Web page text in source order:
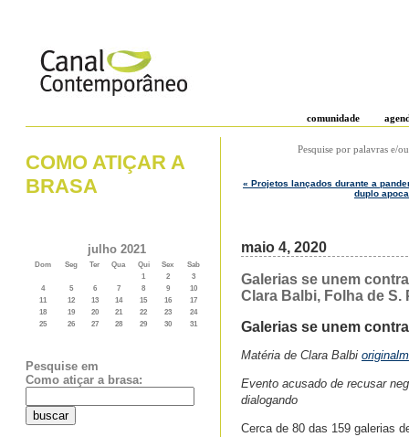
comunidade
COMO ATIÇAR A
BRASA
julho 2021
Dom Seg Ter Qua Qui Sex
Sab
1
2
3
4
5 6 7 8 9
10
11
12 13 14 15 16
17
18
19 20 21 22 23
24
25
26 27 28 29 30 31
Pesquise em
Como atiçar a brasa:
Pesquise por palavras e/
« Projetos lançados durante a
duplo
maio 4, 2020
Galerias se unem
Clara Balbi, Folha de S.
Galerias se unem
Matéria de Clara Balbi
Evento acusado de recusar
dialogando
Cerca de 80 das 159 galerias